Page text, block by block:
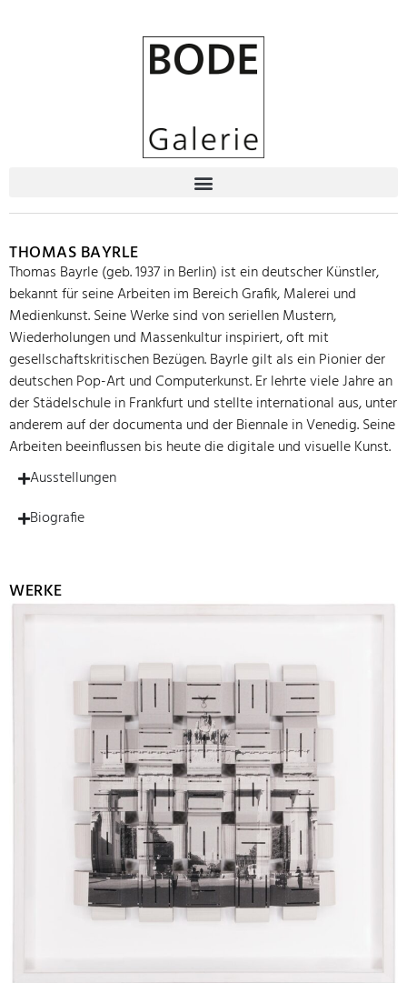
THOMAS BAYRLE
Thomas Bayrle (geb. 1937 in Berlin) ist ein deutscher Künstler,
bekannt für seine Arbeiten im Bereich Grafik, Malerei und
Medienkunst. Seine Werke sind von seriellen Mustern,
Wiederholungen und Massenkultur inspiriert, oft mit
gesellschaftskritischen Bezügen. Bayrle gilt als ein Pionier der
deutschen Pop-Art und Computerkunst. Er lehrte viele Jahre an
der Städelschule in Frankfurt und stellte international aus, unter
anderem auf der documenta und der Biennale in Venedig. Seine
Arbeiten beeinflussen bis heute die digitale und visuelle Kunst.
Ausstellungen
Biografie
WERKE